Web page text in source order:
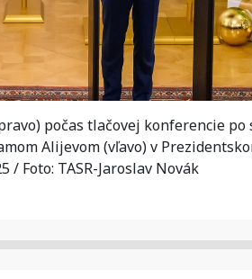
počas tlačovej konferencie
Alijevom (vľavo) v
/ Foto: TASR-Jaroslav Novák